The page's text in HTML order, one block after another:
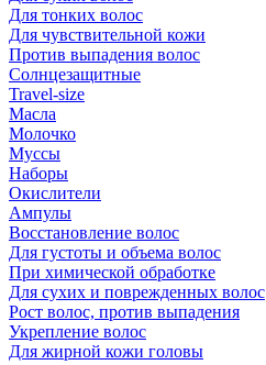
Для тонких волос
Для чувствительной кожи
Против выпадения волос
Солнцезащитные
Travel-size
Масла
Молочко
Муссы
Наборы
Окислители
Ампулы
Восстановление волос
Для густоты и объема волос
При химической обработке
Для сухих и поврежденных волос
Рост волос, против выпадения
Укрепление волос
Для жирной кожи головы